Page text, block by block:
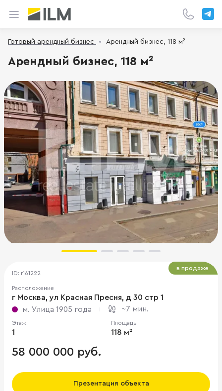
Готовый арендный бизнес Арендный бизнес, 118 м²
Арендный бизнес, 118 м²
ID: r161222
Расположение
г Москва, ул Красная Пресня, д 30 стр 1
м. Улица 1905 года
~7 мин.
Этаж
1
Площадь
118 м²
58 000 000 руб.
Презентация объекта
в продаже